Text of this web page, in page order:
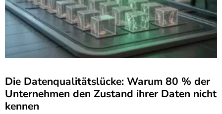
Die Datenqualitätslücke: Warum 80 % der
Unternehmen den Zustand ihrer Daten nicht
kennen